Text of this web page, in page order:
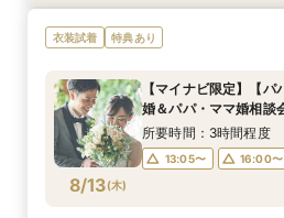
8/11(火)
【マイナビ限定】【挙
見！】アットホームパ
13:00〜 16:00〜
8/11(火)
【マイナビ限定】【3
挙式】温もりチャペル×
13:00〜 16:00〜
8/11(火)
【マイナビ限定】先
式後の帰国後パーティ
13:00〜 16:00〜
8/11(火)
【マイナビ限定】衣装
ランドドレスも！【衣
13:00〜 16:00〜
8/11(火)
☆マイナビ限定☆【限
族と過ごす挙式会食×自
10:00〜
13:00〜
16:00〜
8/11(火)
◇豪華特典×2万円試
ジュアリーホテルで叶
9:00〜
8/11(火)
【マイナビ限定】来
約で10,000円の電子マ
ル】はじめて相談会【
所要時間：3時間程度
衣装試着 特典あり
8/13(木)
【マイナビ限定】【
婚＆パパ・ママ婚相談
所要時間：3時間程度
13:05〜 16:00〜